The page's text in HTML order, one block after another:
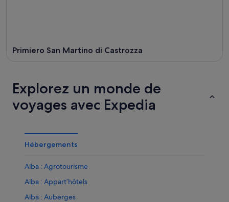
Primiero San Martino di Castrozza
Explorez un monde de
voyages avec Expedia
Hébergements
Alba : Agrotourisme
Alba : Appart’hôtels
Alba : Auberges